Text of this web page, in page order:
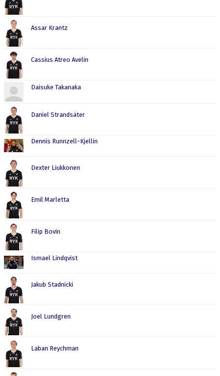
Assar Krantz
Cassius Atreo Avelin
Daisuke Takanaka
Daniel Strandsäter
Dennis Runnzell-Kjellin
Dexter Liukkonen
Emil Marletta
Filip Bovin
Ismael Lindqvist
Jakub Stadnicki
Joel Lundgren
Laban Reychman